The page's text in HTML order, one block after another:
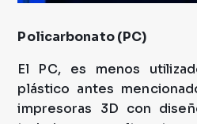
Policarbonato (PC)
El PC, es menos
plástico antes
impresoras 3D con